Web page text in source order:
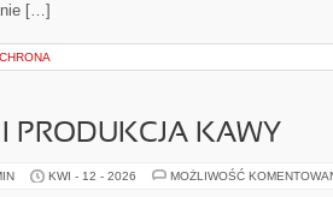
[…]
PRODUKCJA KAWY
KWI - 12 - 2026 MOŻLIWOŚĆ